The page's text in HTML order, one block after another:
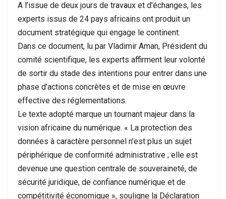
A l’issue de deux jours de travaux et d’échanges, les
experts issus de 24 pays africains ont produit un
document stratégique qui engage le continent.
Dans ce document, lu par Vladimir Aman, Président du
comité scientifique, les experts affirment leur volonté
de sortir du stade des intentions pour entrer dans une
phase d’actions concrètes et de mise en œuvre
effective des réglementations.
Le texte adopté marque un tournant majeur dans la
vision africaine du numérique. « La protection des
données à caractère personnel n’est plus un sujet
périphérique de conformité administrative ; elle est
devenue une question centrale de souveraineté, de
sécurité juridique, de confiance numérique et de
compétitivité économique », souligne la Déclaration